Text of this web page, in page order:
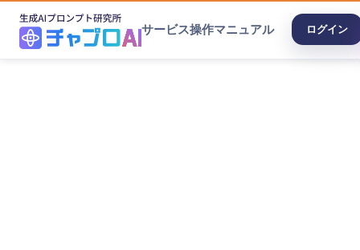
サービス操作マニュアル ログイン